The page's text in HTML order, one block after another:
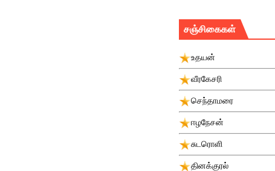
சஞ்சிகைகள்
உதயன்
வீரகேசரி
செந்தாமரை
ஈழநேசன்
சுடரொளி
தினக்குரல்